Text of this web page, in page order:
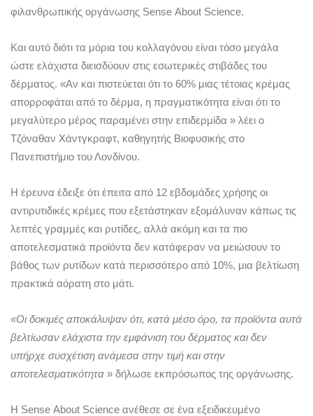
φιλανθρωπικής οργάνωσης Sense Αbout Science.
Και αυτό διότι τα μόρια του κολλαγόνου είναι τόσο μεγάλα
ώστε ελάχιστα διεισδύουν στις εσωτερικές στιβάδες του
δέρματος. «Αν και πιστεύεται ότι το 60% μιας τέτοιας κρέμας
απορροφάται από το δέρμα, η πραγματικότητα είναι ότι το
μεγαλύτερο μέρος παραμένει στην επιδερμίδα » λέει ο
Τζόναθαν Χάντγκραφτ, καθηγητής Βιοφυσικής στο
Πανεπιστήμιο του Λονδίνου.
Η έρευνα έδειξε ότι έπειτα από 12 εβδομάδες χρήσης οι
αντιρυτιδικές κρέμες που εξετάστηκαν εξομάλυναν κάπως τις
λεπτές γραμμές και ρυτίδες, αλλά ακόμη και τα πιο
αποτελεσματικά προϊόντα δεν κατάφεραν να μειώσουν το
βάθος των ρυτίδων κατά περισσότερο από 10%, μια βελτίωση
πρακτικά αόρατη στο μάτι.
«Οι δοκιμές αποκάλυψαν ότι, κατά μέσο όρο, τα προϊόντα αυτά
βελτίωσαν ελάχιστα την εμφάνιση του δέρματος και δεν
υπήρχε συσχέτιση ανάμεσα στην τιμή και στην
αποτελεσματικότητα » δήλωσε εκπρόσωπος της οργάνωσης.
Η Sense Αbout Science ανέθεσε σε ένα εξειδικευμένο